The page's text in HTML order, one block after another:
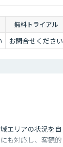
無料トライアル
お問合せください
エリアの状況を自
も対応し、客観的